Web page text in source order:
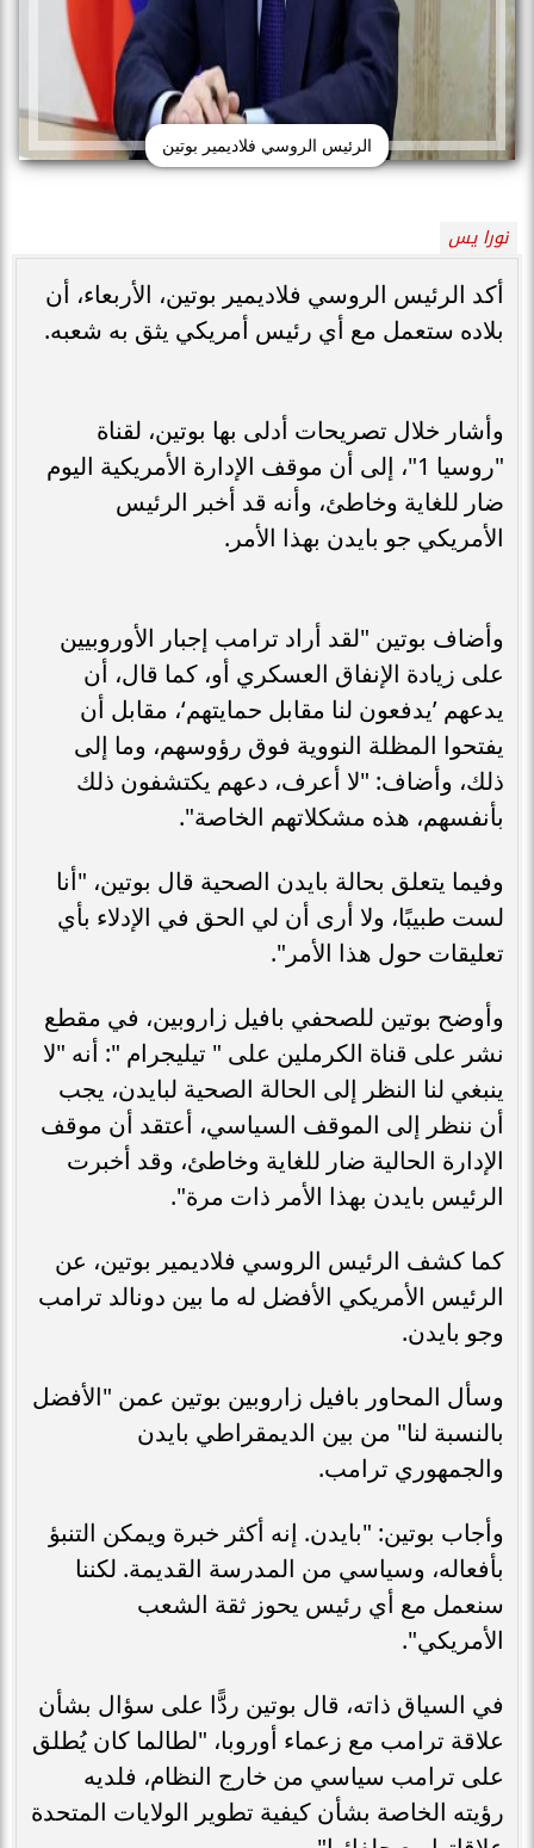
الرئيس الروسي فلاديمير بوتين
نورا يس
أكد الرئيس الروسي فلاديمير بوتين، الأربعاء، أن
بلاده ستعمل مع أي رئيس أمريكي يثق به شعبه.
وأشار خلال تصريحات أدلى بها بوتين، لقناة
"روسيا 1"، إلى أن موقف الإدارة الأمريكية اليوم
ضار للغاية وخاطئ، وأنه قد أخبر الرئيس
الأمريكي جو بايدن بهذا الأمر.
وأضاف بوتين "لقد أراد ترامب إجبار الأوروبيين
على زيادة الإنفاق العسكري أو، كما قال، أن
يدعهم ’يدفعون لنا مقابل حمايتهم‘، مقابل أن
يفتحوا المظلة النووية فوق رؤوسهم، وما إلى
ذلك، وأضاف: "لا أعرف، دعهم يكتشفون ذلك
بأنفسهم، هذه مشكلاتهم الخاصة".
وفيما يتعلق بحالة بايدن الصحية قال بوتين، "أنا
لست طبيبًا، ولا أرى أن لي الحق في الإدلاء بأي
تعليقات حول هذا الأمر".
وأوضح بوتين للصحفي بافيل زاروبين، في مقطع
نشر على قناة الكرملين على " تيليجرام ": أنه "لا
ينبغي لنا النظر إلى الحالة الصحية لبايدن، يجب
أن ننظر إلى الموقف السياسي، أعتقد أن موقف
الإدارة الحالية ضار للغاية وخاطئ، وقد أخبرت
الرئيس بايدن بهذا الأمر ذات مرة".
كما كشف الرئيس الروسي فلاديمير بوتين، عن
الرئيس الأمريكي الأفضل له ما بين دونالد ترامب
وجو بايدن.
وسأل المحاور بافيل زاروبين بوتين عمن "الأفضل
بالنسبة لنا" من بين الديمقراطي بايدن
والجمهوري ترامب.
وأجاب بوتين: "بايدن. إنه أكثر خبرة ويمكن التنبؤ
بأفعاله، وسياسي من المدرسة القديمة. لكننا
سنعمل مع أي رئيس يحوز ثقة الشعب
الأمريكي".
في السياق ذاته، قال بوتين ردًّا على سؤال بشأن
علاقة ترامب مع زعماء أوروبا، "لطالما كان يُطلق
على ترامب سياسي من خارج النظام، فلديه
رؤيته الخاصة بشأن كيفية تطوير الولايات المتحدة